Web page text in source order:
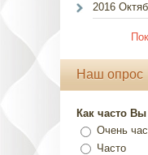
2016
Наш опрос
Как часто
Очень
Часто